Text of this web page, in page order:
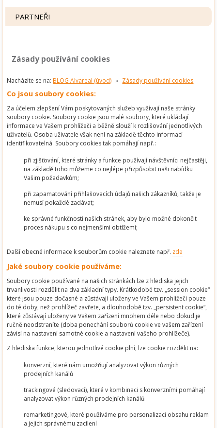
PARTNEŘI
Zásady používání cookies
Nacházíte se na: BLOG Alvareal (úvod) » Zásady používání cookies
Co jsou soubory cookies:
Za účelem zlepšení Vám poskytovaných služeb využívají naše stránky
soubory cookie. Soubory cookie jsou malé soubory, které ukládají
informace ve Vašem prohlížeči a běžně slouží k rozlišování jednotlivých
uživatelů. Osoba uživatele však není na základě těchto informací
identifikovatelná. Soubory cookies tak pomáhají např.:
při zjišťování, které stránky a funkce používají návštěvníci nejčastěji,
na základě toho můžeme co nejlépe přizpůsobit naši nabídku
Vašim požadavkům;
při zapamatování přihlašovacích údajů našich zákazníků, takže je
nemusí pokaždé zadávat;
ke správné funkčnosti našich stránek, aby bylo možné dokončit
proces nákupu s co nejmenšími obtížemi;
Další obecné informace k souborům cookie naleznete např. zde
Jaké soubory cookie používáme:
Soubory cookie používané na našich stránkách lze z hlediska jejich
trvanlivosti rozdělit na dva základní typy. Krátkodobé tzv. „session cookie“
které jsou pouze dočasné a zůstávají uloženy ve Vašem prohlížeči pouze
do té doby, než prohlížeč zavřete, a dlouhodobě tzv. „persistent cookie“,
které zůstávají uloženy ve Vašem zařízení mnohem déle nebo dokud je
ručně neodstraníte (doba ponechání souborů cookie ve vašem zařízení
závisí na nastavení samotné cookie a nastavení vašeho prohlížeče).
Z hlediska funkce, kterou jednotlivé cookie plní, lze cookie rozdělit na:
konverzní, které nám umožňují analyzovat výkon různých
prodejních kanálů
trackingové (sledovací), které v kombinaci s konverzními pomáhají
analyzovat výkon různých prodejních kanálů
remarketingové, které používáme pro personalizaci obsahu reklam
a jejich správnému zacílení